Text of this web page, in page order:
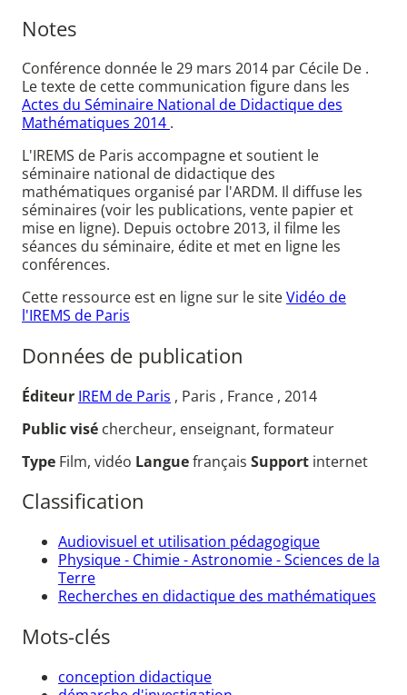
Notes
Conférence donnée le 29 mars 2014 par Cécile De .
Le texte de cette communication figure dans les
Actes du Séminaire National de Didactique des
Mathématiques 2014 .
L'IREMS de Paris accompagne et soutient le
séminaire national de didactique des
mathématiques organisé par l'ARDM. Il diffuse les
séminaires (voir les publications, vente papier et
mise en ligne). Depuis octobre 2013, il filme les
séances du séminaire, édite et met en ligne les
conférences.
Cette ressource est en ligne sur le siteVidéo de
l'IREMS de Paris
Données de publication
Éditeur IREM de Paris , Paris , France , 2014
Public visé chercheur, enseignant, formateur
Type Film, vidéo Languefrançais Support internet
Classification
Audiovisuel et utilisation pédagogique
Physique - Chimie - Astronomie - Sciences de la
Terre
Recherches en didactique des mathématiques
Mots-clés
conception didactique